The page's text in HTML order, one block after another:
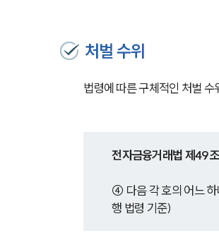
처벌 수위
법령에 따른 구체적인 처벌 수
전자금융거래법 제49
④ 다음 각 호의 어느 하
행 법령 기준)